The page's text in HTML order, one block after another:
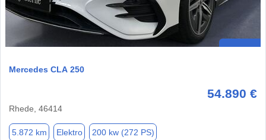
Mercedes CLA 250
54.890 €
Rhede, 46414
5.872 km Elektro 200 kw (272 PS)